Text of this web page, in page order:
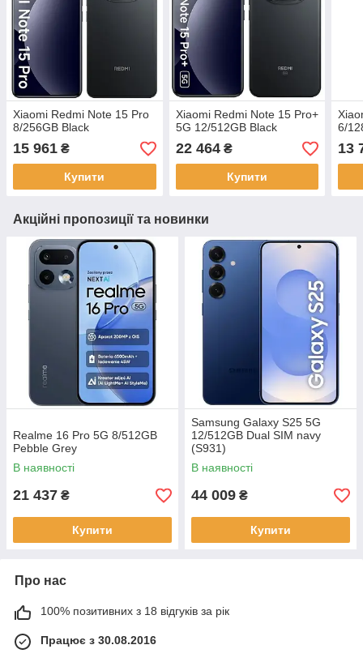
Xiaomi Redmi Note 15 Pro
8/256GB Black
15 961 ₴
Купити
Xiaomi Redmi Note 15 Pro+
5G 12/512GB Black
22 464₴
Купити
6/
13
Акційні пропозиції та новинки
Realme 16 Pro 5G 8/512GB
Pebble Grey
В наявності
21 437 ₴
Купити
Samsung Galaxy S25 5G
12/512GB Dual SIM navy
(S931)
В наявності
44 009 ₴
Купити
Про нас
100% позитивних з 18 відгуків за рік
Працює з 30.08.2016